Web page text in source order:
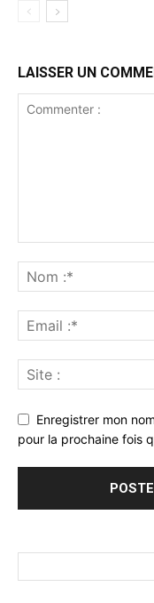
LAISSER UN
Enregistrer mon
pour la prochaine fois